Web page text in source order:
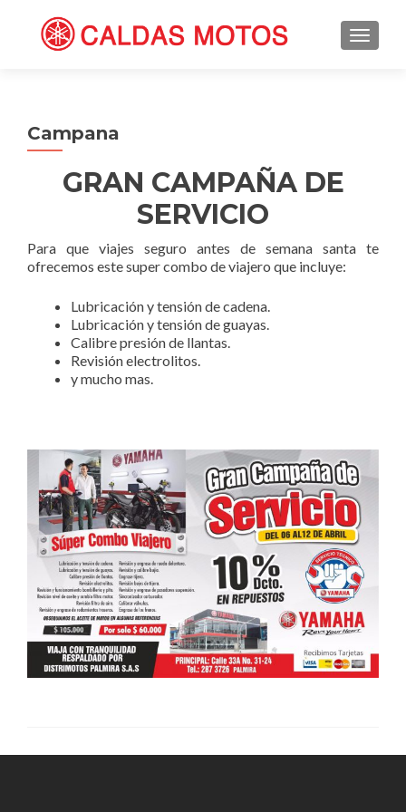
Campana
GRAN CAMPAÑA DE
SERVICIO
Para que viajes seguro antes de semana santa te
ofrecemos este super combo de viajero que incluye:
Lubricación y tensión de cadena.
Lubricación y tensión de guayas.
Calibre presión de llantas.
Revisión electrolitos.
y mucho mas.